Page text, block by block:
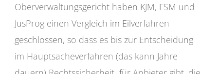
Oberverwaltungsgericht haben KJM, FSM und
JusProg einen Vergleich im Eilverfahren
geschlossen, so dass es bis zur Entscheidung
im Hauptsacheverfahren (das kann Jahre